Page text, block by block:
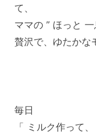
て、
ママの ” ほっと 一
贅沢で、ゆたかな
毎日
「 ミルク作って